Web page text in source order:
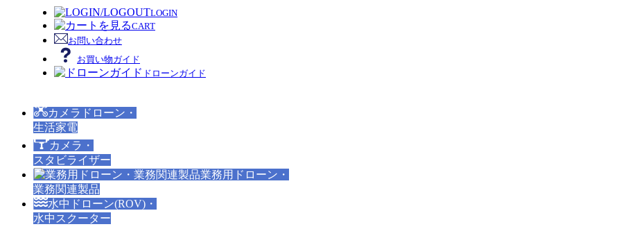
LOGIN
CART
お問い合わせ
お買い物ガイド
ドローンガイド
カメラドローン・
生活家電
カメラ・
スタビライザー
業務用ドローン・
業務関連製品
水中ドローン(ROV)・
水中スクーター